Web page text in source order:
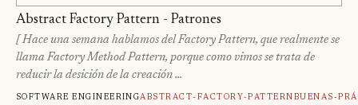
Abstract Factory Pattern - Patrones
[ Hace una semana hablamos del Factory Pattern, que realmente se
llama Factory Method Pattern, porque como vimos se trata de
reducir la desición de la creación …
Software engineeringAbstract-Factory-PatternBuenas-